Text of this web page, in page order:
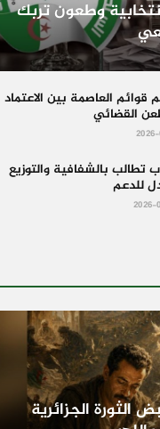
وطعون تربك
العاصمة بين الاعتماد
القضائي
تطالب بالشفافية والتوزيع
للدعم
2026-
الثورة الجزائرية